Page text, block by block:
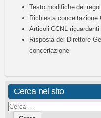
Testo modifiche del
Richiesta concertazione
Articoli CCNL
Risposta del Direttore
concertazione
Cerca nel sito